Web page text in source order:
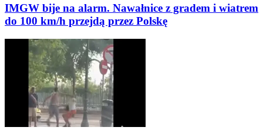
IMGW bije na alarm. Nawałnice z gradem i wiatrem
do 100 km/h przejdą przez Polskę